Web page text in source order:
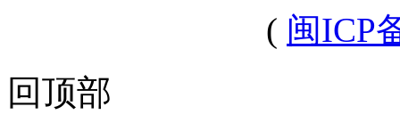
( 闽ICP
回顶部